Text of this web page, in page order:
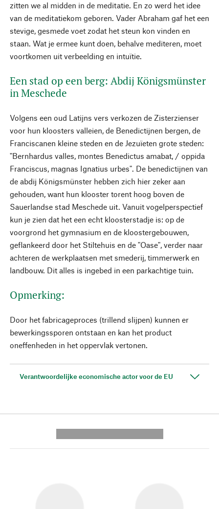
zitten we al midden in de meditatie. En zo werd het idee
van de meditatiekom geboren. Vader Abraham gaf het een
stevige, gesmede voet zodat het steun kon vinden en
staan. Wat je ermee kunt doen, behalve mediteren, moet
voortkomen uit verbeelding en intuïtie.
Een stad op een berg: Abdij Königsmünster
in Meschede
Volgens een oud Latijns vers verkozen de Zisterzienser
voor hun kloosters valleien, de Benedictijnen bergen, de
Franciscanen kleine steden en de Jezuïeten grote steden:
"Bernhardus valles, montes Benedictus amabat, / oppida
Franciscus, magnas Ignatius urbes". De benedictijnen van
de abdij Königsmünster hebben zich hier zeker aan
gehouden, want hun klooster torent hoog boven de
Sauerlandse stad Meschede uit. Vanuit vogelperspectief
kun je zien dat het een echt kloosterstadje is: op de
voorgrond het gymnasium en de kloostergebouwen,
geflankeerd door het Stiltehuis en de "Oase", verder naar
achteren de werkplaatsen met smederij, timmerwerk en
landbouw. Dit alles is ingebed in een parkachtige tuin.
Opmerking:
Door het fabricageproces (trillend slijpen) kunnen er
bewerkingssporen ontstaan en kan het product
oneffenheden in het oppervlak vertonen.
Verantwoordelijke economische actor voor de EU